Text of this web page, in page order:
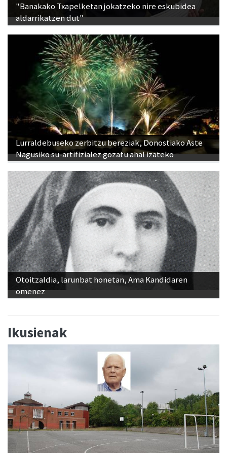
"Banakako Txapelketan jokatzeko nire eskubidea
aldarrikatzen dut"
Lurraldebuseko zerbitzu bereziak, Donostiako Aste
Nagusiko su-artifizialez gozatu ahal izateko
Otoitzaldia, larunbat honetan, Ama Kandidaren
omenez
Ikusienak